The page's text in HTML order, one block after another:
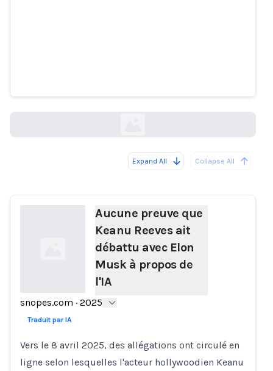
Expand All Collapse All
Loading...
Aucune preuve que
Keanu Reeves ait
débattu avec Elon
Musk à propos de
l'IA
snopes.com · 2025
Traduit par IA
Vers le 8 avril 2025, des allégations ont circulé en
ligne selon lesquelles l'acteur hollywoodien Keanu